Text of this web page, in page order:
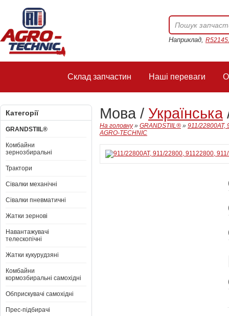
Наприклад,
Склад запчастин Наші переваги
Категорії
GRANDSTIIL®
Комбайни
зернозбиральні
Трактори
Сівалки механічні
Сівалки пневматичні
Жатки зернові
Навантажувачі
телескопічні
Жатки кукурудзяні
Комбайни
кормозбиральні самохідні
Обприскувачі самохідні
Прес-підбирачі
Мова / Українська
На головну» GRANDSTIIL® » 911/22800AT,
AGRO-TECHNIC